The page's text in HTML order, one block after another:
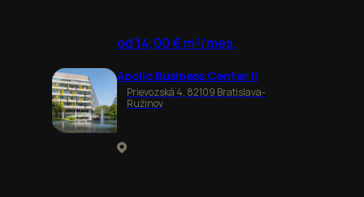
od 14,00 € m²/mes.
Apollo Business Center II
Prievozská 4, 82109 Bratislava-
Ružinov